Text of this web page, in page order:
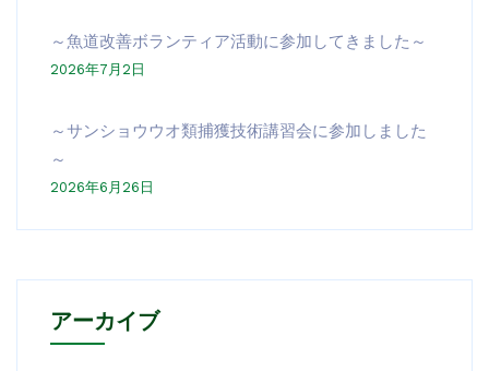
～魚道改善ボランティア活動に参加してきました～
2026年7月2日
～サンショウウオ類捕獲技術講習会に参加しました
～
2026年6月26日
アーカイブ